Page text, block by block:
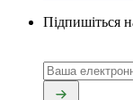
Підпишіться